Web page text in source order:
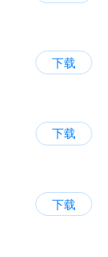
下载
下载
下载